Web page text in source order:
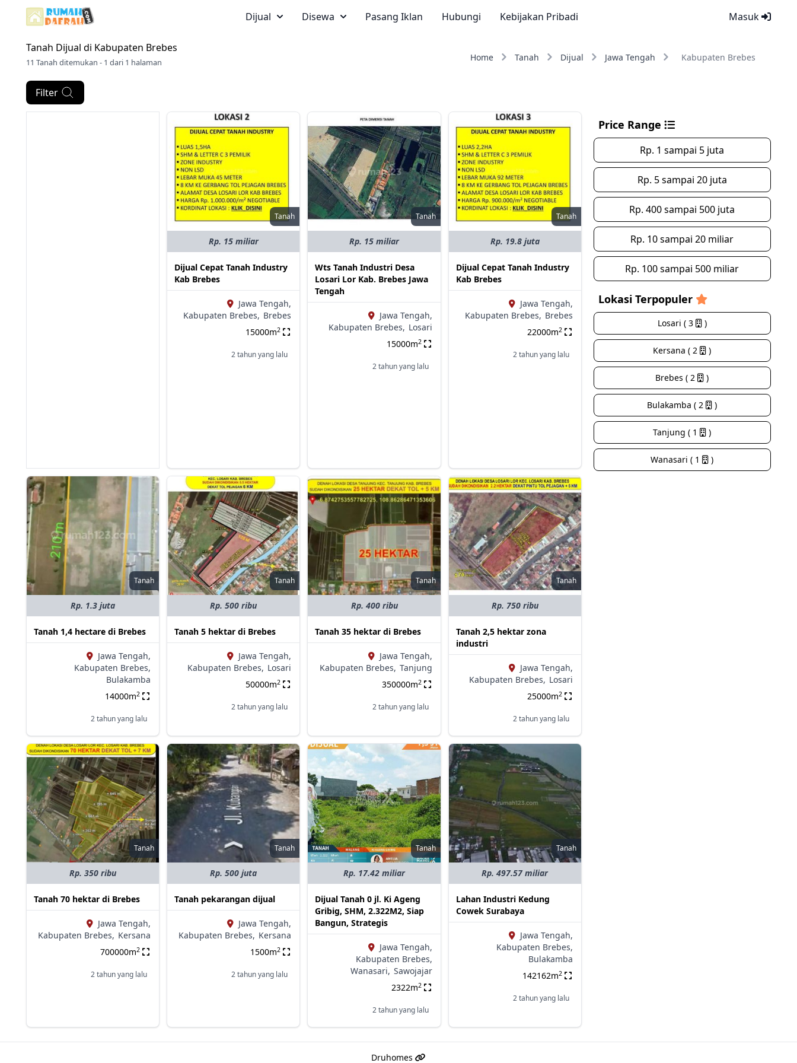
Masuk
Dijual Disewa Pasang Iklan Hubungi Kebijakan Pribadi
Tanah Dijual di Kabupaten Brebes
11 Tanah ditemukan - 1 dari 1 halaman Home Tanah Dijual Jawa Tengah Kabupaten Brebes
Filter
Tanah
Rp. 15 miliar
Dijual Cepat Tanah Industry
Kab Brebes
Jawa Tengah,
Kabupaten Brebes, Brebes
15000m2
2 tahun yang lalu
Tanah
Rp. 15 miliar
Wts Tanah Industri Desa
Losari Lor Kab. Brebes Jawa
Tengah
Jawa Tengah,
Kabupaten Brebes, Losari
15000m2
2 tahun yang lalu
Tanah
Rp. 19.8 juta
Dijual Cepat Tanah Industry
Kab Brebes
Jawa Tengah,
Kabupaten Brebes, Brebes
22000m2
2 tahun yang lalu
Tanah
Rp. 1.3 juta
Tanah 1,4 hectare di Brebes
Jawa Tengah,
Kabupaten Brebes,
Bulakamba
14000m2
2 tahun yang lalu
Tanah
Rp. 500 ribu
Tanah 5 hektar di Brebes
Jawa Tengah,
Kabupaten Brebes, Losari
50000m2
2 tahun yang lalu
Tanah
Rp. 400 ribu
Tanah 35 hektar di Brebes
Jawa Tengah,
Kabupaten Brebes, Tanjung
350000m2
2 tahun yang lalu
Tanah
Rp. 750 ribu
Tanah 2,5 hektar zona
industri
Jawa Tengah,
Kabupaten Brebes, Losari
25000m2
2 tahun yang lalu
Tanah
Rp. 350 ribu
Tanah 70 hektar di Brebes
Jawa Tengah,
Kabupaten Brebes, Kersana
700000m2
2 tahun yang lalu
Tanah
Rp. 500 juta
Tanah pekarangan dijual
Jawa Tengah,
Kabupaten Brebes, Kersana
1500m2
2 tahun yang lalu
Tanah
Rp. 17.42 miliar
Dijual Tanah 0 jl. Ki Ageng
Gribig, SHM, 2.322M2, Siap
Bangun, Strategis
Jawa Tengah,
Kabupaten Brebes,
Wanasari, Sawojajar
2322m2
2 tahun yang lalu
Tanah
Rp. 497.57 miliar
Lahan Industri Kedung
Cowek Surabaya
Jawa Tengah,
Kabupaten Brebes,
Bulakamba
142162m2
2 tahun yang lalu
Price Range
Rp. 1 sampai 5 juta
Rp. 5 sampai 20 juta
Rp. 400 sampai 500 juta
Rp. 10 sampai 20 miliar
Rp. 100 sampai 500 miliar
Lokasi Terpopuler
Losari ( 3 )
Kersana ( 2 )
Brebes ( 2 )
Bulakamba ( 2 )
Tanjung ( 1 )
Wanasari ( 1 )
Druhomes